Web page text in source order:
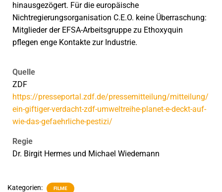
hinausgezögert. Für die europäische
Nichtregierungsorganisation C.E.O. keine Überraschung:
Mitglieder der EFSA-Arbeitsgruppe zu Ethoxyquin
pflegen enge Kontakte zur Industrie.
Quelle
ZDF
https://presseportal.zdf.de/pressemitteilung/mitteilung/
ein-giftiger-verdacht-zdf-umweltreihe-planet-e-deckt-auf-
wie-das-gefaehrliche-pestizi/
Regie
Dr. Birgit Hermes und Michael Wiedemann
Kategorien: FILME